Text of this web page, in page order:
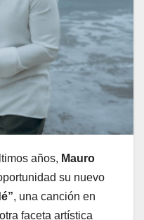
años, Mauro
su nuevo
, una canción en
faceta artística